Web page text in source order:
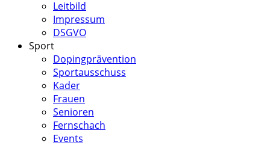
Leitbild
Impressum
DSGVO
Sport
Dopingprävention
Sportausschuss
Kader
Frauen
Senioren
Fernschach
Events